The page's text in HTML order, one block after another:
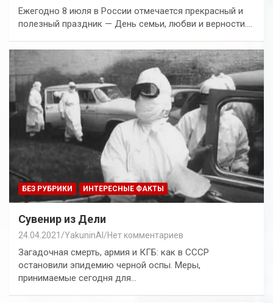
Ежегодно 8 июля в России отмечается прекрасный и
полезный праздник — День семьи, любви и верности.…
БЕЗ РУБРИКИ ИНТЕРЕСНЫЕ ФАКТЫ
Сувенир из Дели
24.04.2021 YakuninAI Нет комментариев
Загадочная смерть, армия и КГБ: как в СССР
остановили эпидемию черной оспы. Меры,
принимаемые сегодня для…